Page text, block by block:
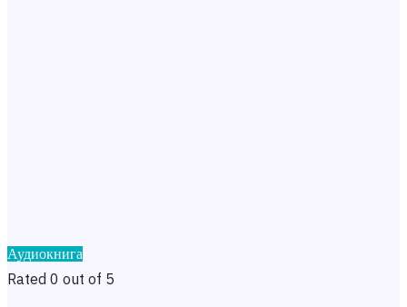
Аудиокнига
Rated 0 out of 5